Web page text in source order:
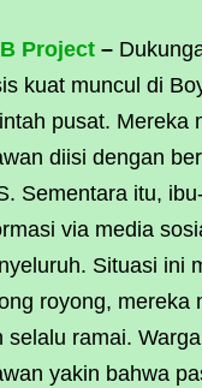
Project –
kuat muncul di
pusat. Mereka
diisi dengan
Sementara itu,
via media
Situasi ini
royong, mereka
selalu ramai.
yakin bahwa